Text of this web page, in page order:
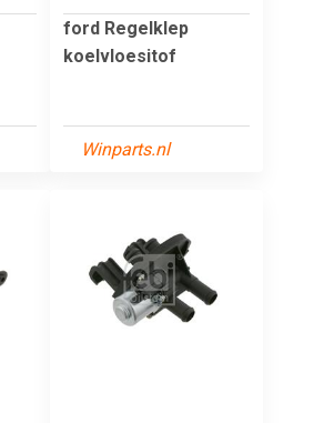
ford Regelklep
koelvloesitof
Winparts.nl